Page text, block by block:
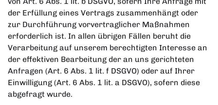
der Erfüllung eines Vertrags zusammenhängt oder
zur Durchführung vorvertraglicher Maßnahmen
erforderlich ist. In allen übrigen Fällen beruht die
Verarbeitung auf unserem berechtigten Interesse an
der effektiven Bearbeitung der an uns gerichteten
Anfragen (Art. 6 Abs. 1 lit. f DSGVO) oder auf Ihrer
Einwilligung (Art. 6 Abs. 1 lit. a DSGVO), sofern diese
abgefragt wurde.